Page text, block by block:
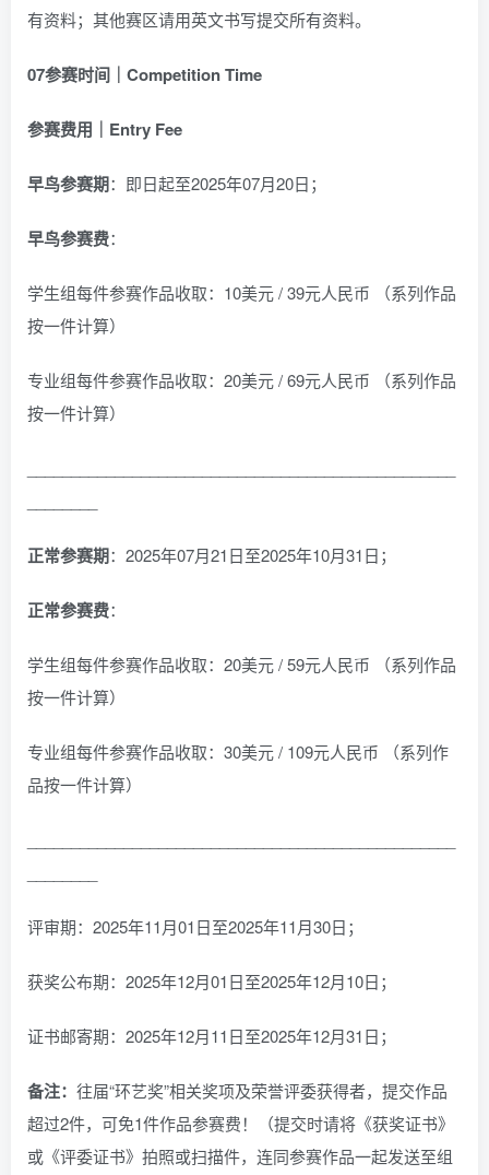
有资料；其他赛区请用英文书写提交所有资料。
07参赛时间｜Competition Time
参赛费用｜Entry Fee
早鸟参赛期：即日起至2025年07月20日；
早鸟参赛费：
学生组每件参赛作品收取：10美元 / 39元人民币 （系列作品
按一件计算）
专业组每件参赛作品收取：20美元 / 69元人民币 （系列作品
按一件计算）
正常参赛期：2025年07月21日至2025年10月31日；
正常参赛费：
学生组每件参赛作品收取：20美元 / 59元人民币 （系列作品
按一件计算）
专业组每件参赛作品收取：30美元 / 109元人民币 （系列作
品按一件计算）
评审期：2025年11月01日至2025年11月30日；
获奖公布期：2025年12月01日至2025年12月10日；
证书邮寄期：2025年12月11日至2025年12月31日；
备注： 往届“环艺奖”相关奖项及荣誉评委获得者，提交作品
超过2件，可免1件作品参赛费！（提交时请将《获奖证书》
或《评委证书》拍照或扫描件，连同参赛作品一起发送至组